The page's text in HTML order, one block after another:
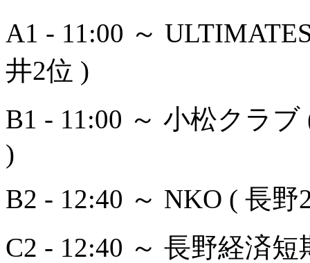
A1 - 11:00 ～
井2位 )
B1 - 11:00 ～ 小松クラ
)
B2 - 12:40 ～ NKO ( 長
C2 - 12:40 ～ 長野経済